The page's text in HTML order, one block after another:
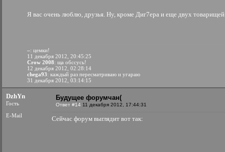
Я вас очень люблю, друзья. Ну, кроме Диг7ера и еще двух
–: цемки!
11 декабря 2012, 20:45:25
Crow 2008: ща обссусь!
12 декабря 2012, 02:28:14
chega93: каждый раз пересматриваю и угараю
31 декабря 2012, 03:14:15
DzhYn
Гость
E-Mail
Будущее форумчан(
Ответ #14 11 декабря 2012, 17:44:31
Сейчас форум выглядит вот так: